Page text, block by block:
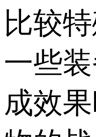
比较
一些
成效